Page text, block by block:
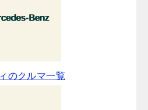
のクルマ一覧